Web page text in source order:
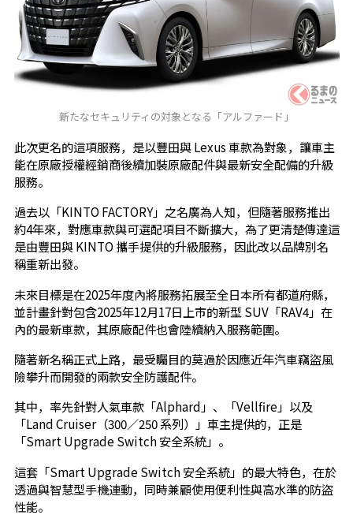
新たなセキュリティの対象となる「アルファード」
此次更名的這項服務，是以豐田與 Lexus 車款為對象，讓車主
能在原廠授權經銷商後續加裝原廠配件與最新安全配備的升級
服務。
過去以「KINTO FACTORY」之名廣為人知，但隨著服務推出
約4年來，對應車款與可選配項目不斷擴大，為了更清楚傳達這
是由豐田與 KINTO 攜手提供的升級服務，因此改以品牌別名
稱重新出發。
未來目標是在2025年度內將服務拓展至全日本所有都道府縣，
並計畫針對包含2025年12月17日上市的新型 SUV「RAV4」在
內的最新車款，其原廠配件也會陸續納入服務範圍。
隨著新名稱正式上路，最受矚目的莫過於因應近年汽車竊盜風
險攀升而開發的兩款安全防護配件。
其中，率先針對人氣車款「Alphard」、「Vellfire」以及
「Land Cruiser（300／250 系列）」車主提供的，正是
「Smart Upgrade Switch 安全系統」。
這套「Smart Upgrade Switch 安全系統」的最大特色，在於
透過與智慧型手機連動，同時兼顧使用便利性與高水準的防盜
性能。